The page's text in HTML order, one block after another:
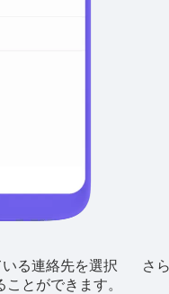
る連絡先を選択
とができます。
さ